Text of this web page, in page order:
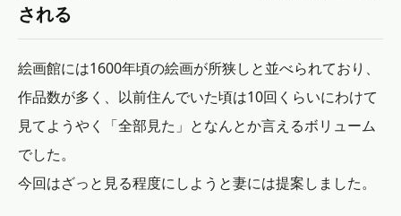
される
絵画館には1600年頃の絵画が所狭しと並べられており、
作品数が多く、以前住んでいた頃は10回くらいにわけて
見てようやく「全部見た」となんとか言えるボリューム
でした。
今回はざっと見る程度にしようと妻には提案しました。